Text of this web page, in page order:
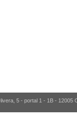
5 - portal 1 - 1B - 12005